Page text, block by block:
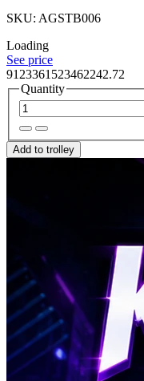
SKU: AGSTB006
Loading
See price
9123361523462242.72
Quantity
Add to trolley